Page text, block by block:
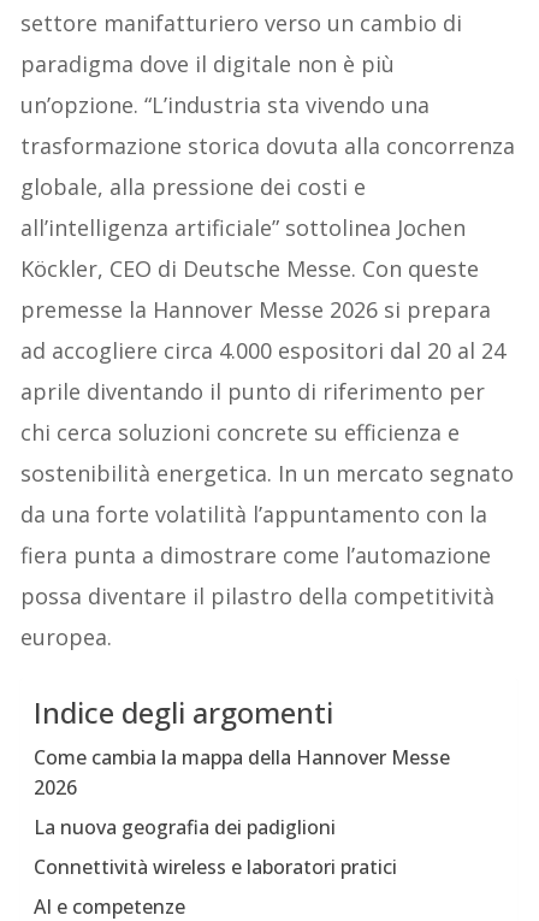
settore manifatturiero verso un cambio di
paradigma dove il digitale non è più
un’opzione. “L’industria sta vivendo una
trasformazione storica dovuta alla concorrenza
globale, alla pressione dei costi e
all’intelligenza artificiale” sottolinea Jochen
Köckler, CEO di Deutsche Messe. Con queste
premesse la Hannover Messe 2026 si prepara
ad accogliere circa 4.000 espositori dal 20 al 24
aprile diventando il punto di riferimento per
chi cerca soluzioni concrete su efficienza e
sostenibilità energetica. In un mercato segnato
da una forte volatilità l’appuntamento con la
fiera punta a dimostrare come l’automazione
possa diventare il pilastro della competitività
europea.
Indice degli argomenti
Come cambia la mappa della Hannover Messe
2026
La nuova geografia dei padiglioni
Connettività wireless e laboratori pratici
AI e competenze